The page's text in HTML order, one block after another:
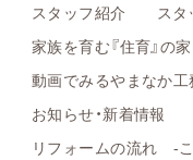
スタッフ紹介
スタ
家族を育む『住育』の家
動画でみるやまなか工
お知らせ・新着情報
リフォームの流れ -こ